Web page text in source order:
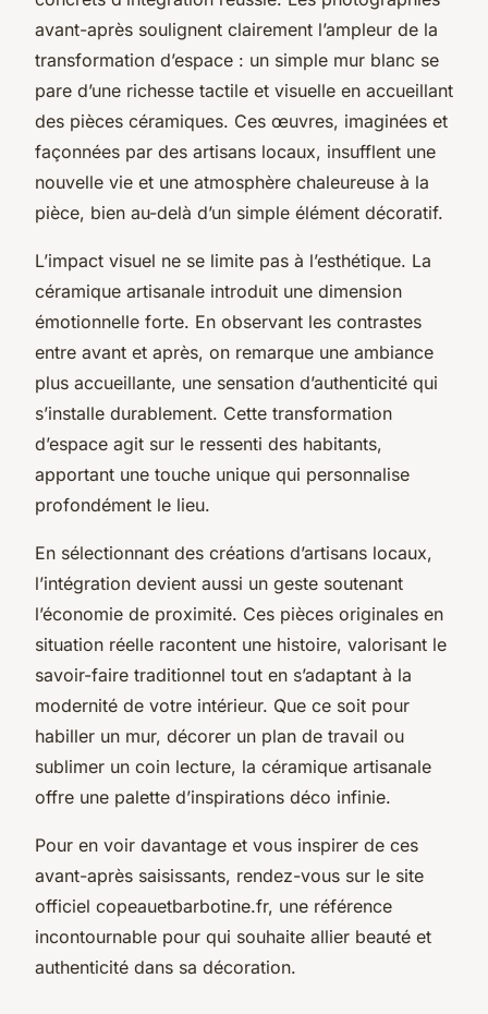
avant-après soulignent clairement l’ampleur de la
transformation d’espace : un simple mur blanc se
pare d’une richesse tactile et visuelle en accueillant
des pièces céramiques. Ces œuvres, imaginées et
façonnées par des artisans locaux, insufflent une
nouvelle vie et une atmosphère chaleureuse à la
pièce, bien au-delà d’un simple élément décoratif.
L’impact visuel ne se limite pas à l’esthétique. La
céramique artisanale introduit une dimension
émotionnelle forte. En observant les contrastes
entre avant et après, on remarque une ambiance
plus accueillante, une sensation d’authenticité qui
s’installe durablement. Cette transformation
d’espace agit sur le ressenti des habitants,
apportant une touche unique qui personnalise
profondément le lieu.
En sélectionnant des créations d’artisans locaux,
l’intégration devient aussi un geste soutenant
l’économie de proximité. Ces pièces originales en
situation réelle racontent une histoire, valorisant le
savoir-faire traditionnel tout en s’adaptant à la
modernité de votre intérieur. Que ce soit pour
habiller un mur, décorer un plan de travail ou
sublimer un coin lecture, la céramique artisanale
offre une palette d’inspirations déco infinie.
Pour en voir davantage et vous inspirer de ces
avant-après saisissants, rendez-vous sur le site
officiel copeauetbarbotine.fr, une référence
incontournable pour qui souhaite allier beauté et
authenticité dans sa décoration.